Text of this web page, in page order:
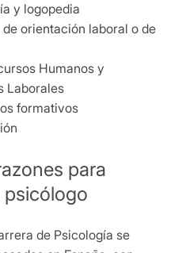
y logopedia
orientación laboral o de
Humanos y
Laborales
formativos
para
de Psicología se